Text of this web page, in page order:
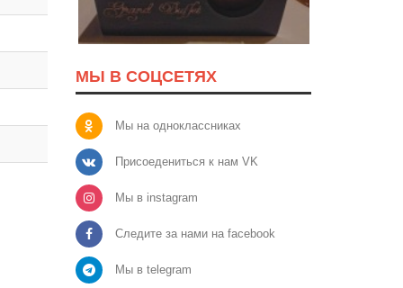
МЫ В СОЦСЕТЯХ
Мы на одноклассниках
Присоедениться к нам VK
Мы в instagram
Следите за нами на facebook
Мы в telegram